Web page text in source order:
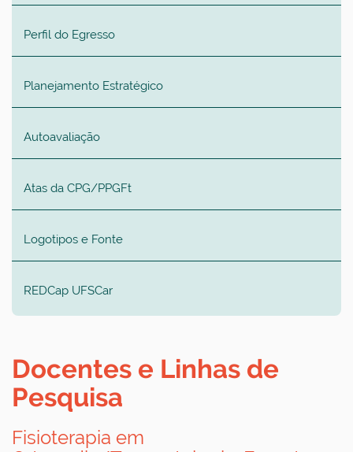
Perfil do Egresso
Planejamento Estratégico
Autoavaliação
Atas da CPG/PPGFt
Logotipos e Fonte
REDCap UFSCar
Docentes e Linhas de
Pesquisa
Fisioterapia em